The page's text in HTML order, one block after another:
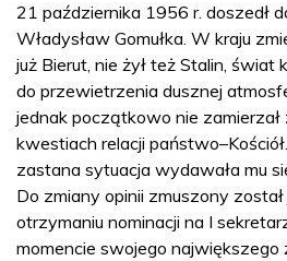
21 października 1956 r. doszedł
Władysław Gomułka. W kraju
już Bierut, nie żył też Stalin, świat
do przewietrzenia dusznej
jednak początkowo nie
kwestiach relacji
zastana sytuacja wydawała mu
Do zmiany opinii zmuszony
otrzymaniu nominacji na I
momencie swojego największego